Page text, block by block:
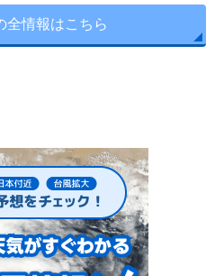
全情報はこちら